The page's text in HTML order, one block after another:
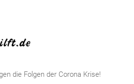
die Folgen der Corona Krise!